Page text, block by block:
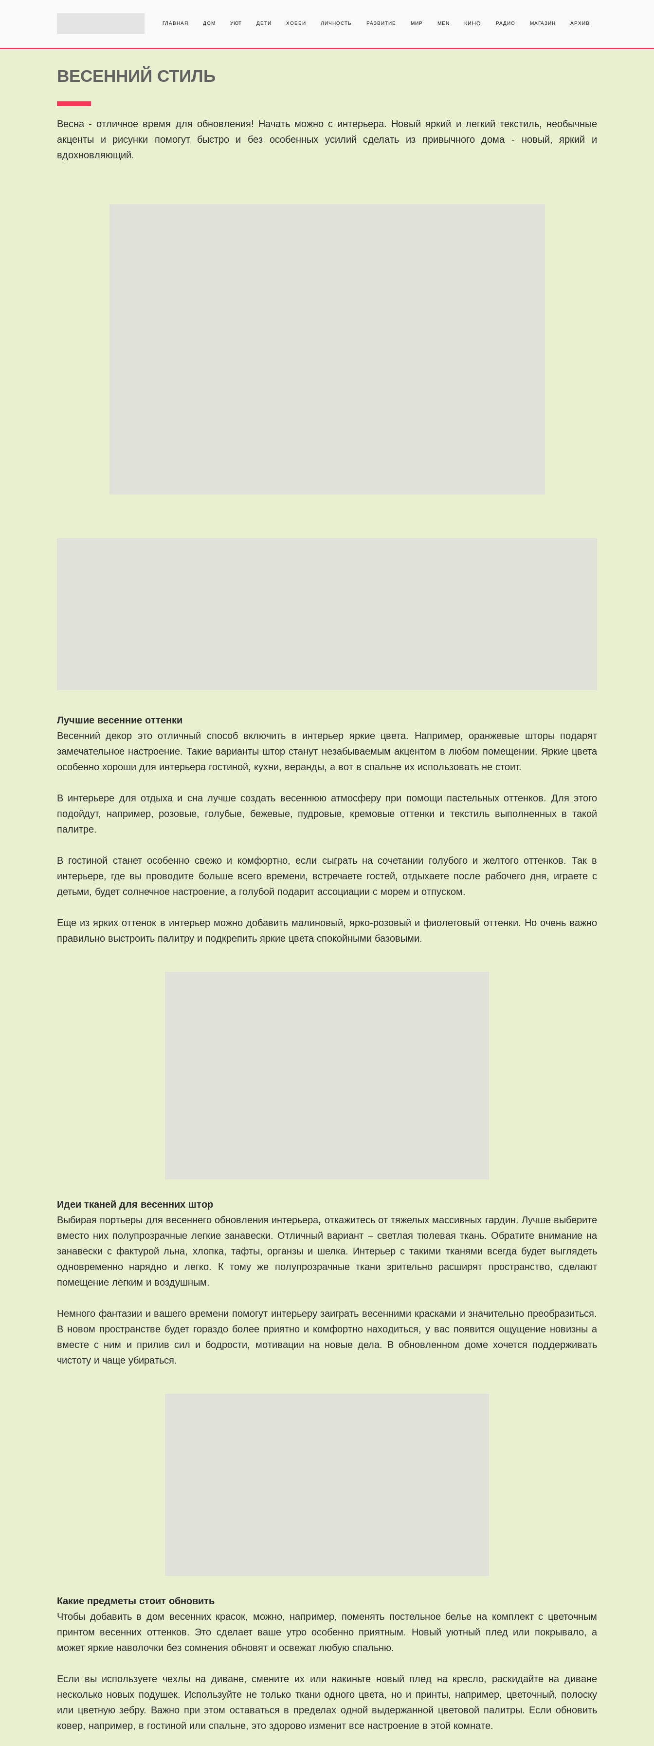
ГЛАВНАЯ ДОМ УЮТ ДЕТИ ХОББИ ЛИЧНОСТЬ РАЗВИТИЕ МИР MEN КИНО РАДИО МАГАЗИН АРХИВ
ВЕСЕННИЙ СТИЛЬ
Весна - отличное время для обновления! Начать можно с интерьера. Новый яркий и легкий текстиль, необычные
акценты и рисунки помогут быстро и без особенных усилий сделать из привычного дома - новый, яркий и
вдохновляющий.
Лучшие весенние оттенки
Весенний декор это отличный способ включить в интерьер яркие цвета. Например, оранжевые шторы подарят
замечательное настроение. Такие варианты штор станут незабываемым акцентом в любом помещении. Яркие цвета
особенно хороши для интерьера гостиной, кухни, веранды, а вот в спальне их использовать не стоит.
В интерьере для отдыха и сна лучше создать весеннюю атмосферу при помощи пастельных оттенков. Для этого
подойдут, например, розовые, голубые, бежевые, пудровые, кремовые оттенки и текстиль выполненных в такой
палитре.
В гостиной станет особенно свежо и комфортно, если сыграть на сочетании голубого и желтого оттенков. Так в
интерьере, где вы проводите больше всего времени, встречаете гостей, отдыхаете после рабочего дня, играете с
детьми, будет солнечное настроение, а голубой подарит ассоциации с морем и отпуском.
Еще из ярких оттенок в интерьер можно добавить малиновый, ярко-розовый и фиолетовый оттенки. Но очень важно
правильно выстроить палитру и подкрепить яркие цвета спокойными базовыми.
Идеи тканей для весенних штор
Выбирая портьеры для весеннего обновления интерьера, откажитесь от тяжелых массивных гардин. Лучше выберите
вместо них полупрозрачные легкие занавески. Отличный вариант – светлая тюлевая ткань. Обратите внимание на
занавески с фактурой льна, хлопка, тафты, органзы и шелка. Интерьер с такими тканями всегда будет выглядеть
одновременно нарядно и легко. К тому же полупрозрачные ткани зрительно расширят пространство, сделают
помещение легким и воздушным.
Немного фантазии и вашего времени помогут интерьеру заиграть весенними красками и значительно преобразиться.
В новом пространстве будет гораздо более приятно и комфортно находиться, у вас появится ощущение новизны а
вместе с ним и прилив сил и бодрости, мотивации на новые дела. В обновленном доме хочется поддерживать
чистоту и чаще убираться.
Какие предметы стоит обновить
Чтобы добавить в дом весенних красок, можно, например, поменять постельное белье на комплект с цветочным
принтом весенних оттенков. Это сделает ваше утро особенно приятным. Новый уютный плед или покрывало, а
может яркие наволочки без сомнения обновят и освежат любую спальню.
Если вы используете чехлы на диване, смените их или накиньте новый плед на кресло, раскидайте на диване
несколько новых подушек. Используйте не только ткани одного цвета, но и принты, например, цветочный, полоску
или цветную зебру. Важно при этом оставаться в пределах одной выдержанной цветовой палитры. Если обновить
ковер, например, в гостиной или спальне, это здорово изменит все настроение в этой комнате.